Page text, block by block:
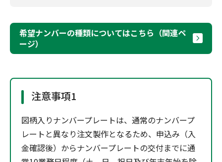
希望ナンバーの種類についてはこちら（関連ペ
ージ）
注意事項1
図柄入りナンバープレートは、通常のナンバープ
レートと異なり注文製作となるため、申込み（入
金確認後）からナンバープレートの交付までに通